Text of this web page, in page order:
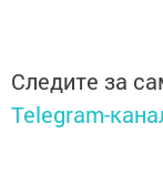
Следите за
Telegram-